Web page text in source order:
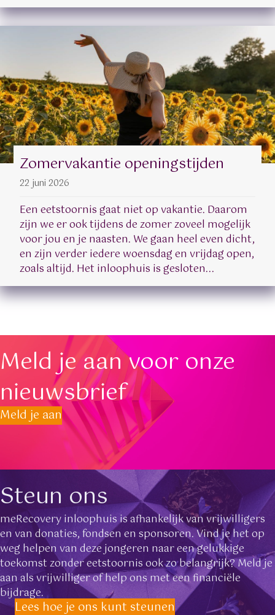
Zomervakantie openingstijden
22 juni 2026
Een eetstoornis gaat niet op vakantie. Daarom
zijn we er ook tijdens de zomer zoveel mogelijk
voor jou en je naasten. We gaan heel even dicht,
en zijn verder iedere woensdag en vrijdag open,
zoals altijd. Het inloophuis is gesloten...
Meld je aan voor onze
nieuwsbrief
Meld je aan
Steun ons
meRecovery inloophuis is afhankelijk van vrijwilligers
en van donaties, fondsen en sponsoren. Vind je het op
weg helpen van deze jongeren naar een gelukkige
toekomst zonder eetstoornis ook zo belangrijk? Meld je
aan als vrijwilliger of help ons met een financiële
bijdrage.
Lees hoe je ons kunt steunen